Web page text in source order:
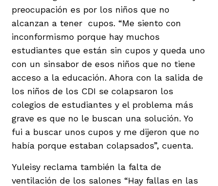
preocupación es por los niños que no
alcanzan a tener cupos. “Me siento con
inconformismo porque hay muchos
estudiantes que están sin cupos y queda uno
con un sinsabor de esos niños que no tiene
acceso a la educación. Ahora con la salida de
los niños de los CDI se colapsaron los
colegios de estudiantes y el problema más
grave es que no le buscan una solución. Yo
fui a buscar unos cupos y me dijeron que no
había porque estaban colapsados”, cuenta.
Yuleisy reclama también la falta de
ventilación de los salones “Hay fallas en las